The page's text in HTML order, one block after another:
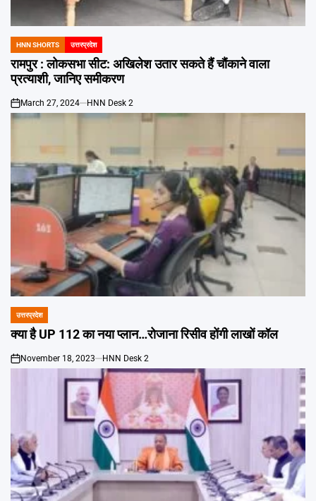
POSTED
IN
HNN SHORTS उत्तरप्रदेश
रामपुर : लोकसभा सीट: अखिलेश उतार सकते हैं चौंकाने वाला
प्रत्याशी, जानिए समीकरण
on
March 27, 2024 HNN Desk 2
POSTED
IN
उत्तरप्रदेश
क्या है UP 112 का नया प्लान…रोजाना रिसीव होंगी लाखों कॉल
on
November 18, 2023 HNN Desk 2